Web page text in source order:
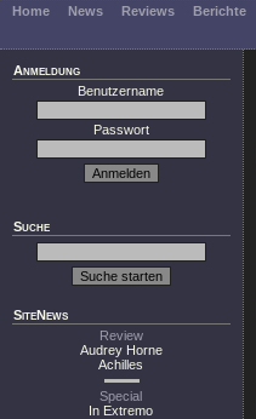
Home News Reviews Berichte
Anmeldung
Benutzername
Passwort
Suche
SiteNews
Review
Audrey Horne
Achilles
Special
In Extremo